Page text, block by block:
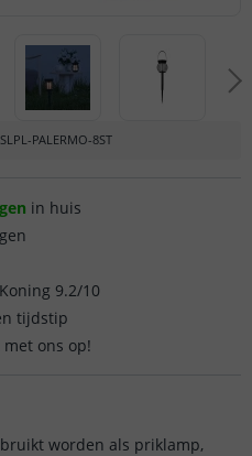
SLPL-PALERMO-8ST
in huis
9.2/10
tijdstip
met ons op!
worden als priklamp,